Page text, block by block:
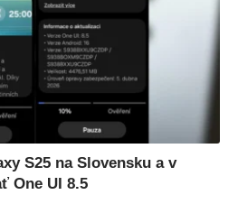
S25 na Slovensku a v
One UI 8.5